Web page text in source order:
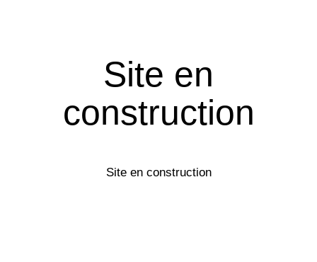
Site en
construction
Site en construction